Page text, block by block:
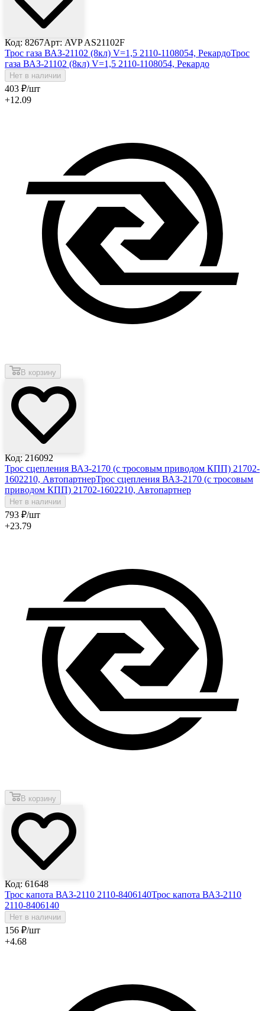
Код: 8267Арт: AVP AS21102F
Трос газа ВАЗ-21102 (8кл) V=1,5 2110-1108054, РекардоТрос
газа ВАЗ-21102 (8кл) V=1,5 2110-1108054, Рекардо
Нет в наличии
403 ₽/шт
+12.09
В корзину
Код: 216092
Трос сцепления ВАЗ-2170 (с тросовым приводом КПП) 21702-
1602210, АвтопартнерТрос сцепления ВАЗ-2170 (с тросовым
приводом КПП) 21702-1602210, Автопартнер
Нет в наличии
793 ₽/шт
+23.79
В корзину
Код: 61648
Трос капота ВАЗ-2110 2110-8406140Трос капота ВАЗ-2110
2110-8406140
Нет в наличии
156 ₽/шт
+4.68